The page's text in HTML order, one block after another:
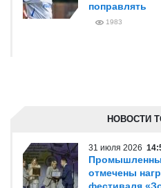
поправлять
1983
НОВОСТИ
31 июля 2026
отмечены